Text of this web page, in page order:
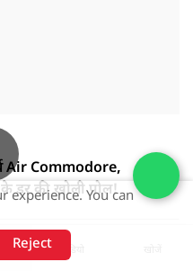
Air Commodore,
डर की खोली पोल!
experience. You can
Reject